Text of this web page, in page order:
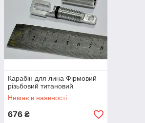
Карабін для лина Фірмовий
різьбовий титановий
Немає в наявності
676 ₴